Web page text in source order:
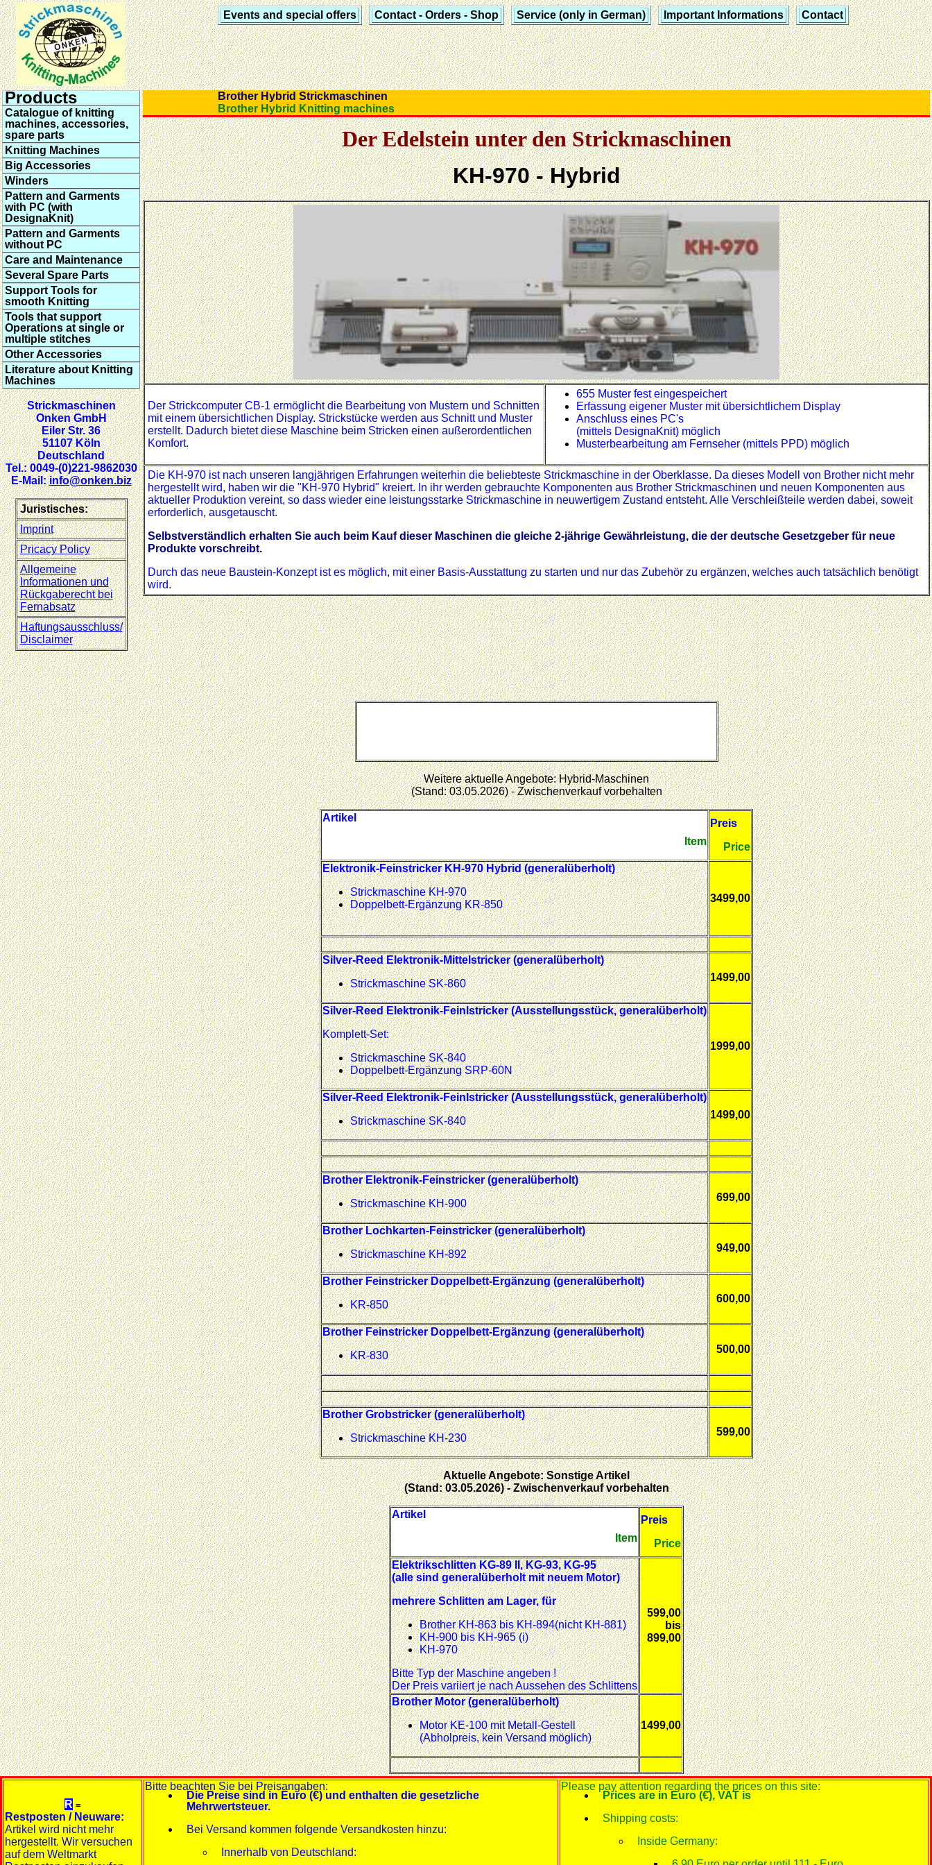
Events and special offers Contact - Orders - Shop Service (only in German) Important Informations Contact
Products
Catalogue of knitting
machines, accessories,
spare parts
Knitting Machines
Big Accessories
Winders
Pattern and Garments
with PC (with
DesignaKnit)
Pattern and Garments
without PC
Care and Maintenance
Several Spare Parts
Support Tools for
smooth Knitting
Tools that support
Operations at single or
multiple stitches
Other Accessories
Literature about Knitting
Machines
Strickmaschinen
Onken GmbH
Eiler Str. 36
51107 Köln
Deutschland
Tel.: 0049-(0)221-9862030
E-Mail:info@onken.biz
Juristisches:
Imprint
Pricacy Policy
Allgemeine
Informationen und
Rückgaberecht bei
Fernabsatz
Haftungsausschluss/
Disclaimer
Brother Hybrid Strickmaschinen
Brother Hybrid Knitting machines
Der Edelstein unter den Strickmaschinen
KH-970 - Hybrid
Der Strickcomputer CB-1 ermöglicht die Bearbeitung von Mustern und Schnitten
mit einem übersichtlichen Display. Strickstücke werden aus Schnitt und Muster
erstellt. Dadurch bietet diese Maschine beim Stricken einen außerordentlichen
Komfort.
655 Muster fest eingespeichert
Erfassung eigener Muster mit übersichtlichem Display
Anschluss eines PC's
(mittels DesignaKnit) möglich
Musterbearbeitung am Fernseher (mittels PPD) möglich
Die KH-970 ist nach unseren langjährigen Erfahrungen weiterhin die beliebteste Strickmaschine in der Oberklasse. Da dieses Modell von Brother nicht mehr
hergestellt wird, haben wir die "KH-970 Hybrid" kreiert. In ihr werden gebrauchte Komponenten aus Brother Strickmaschinen und neuen Komponenten aus
aktueller Produktion vereint, so dass wieder eine leistungsstarke Strickmaschine in neuwertigem Zustand entsteht. Alle Verschleißteile werden dabei, soweit
erforderlich, ausgetauscht.
Selbstverständlich erhalten Sie auch beim Kauf dieser Maschinen die gleiche 2-jährige Gewährleistung, die der deutsche Gesetzgeber für neue
Produkte vorschreibt.
Durch das neue Baustein-Konzept ist es möglich, mit einer Basis-Ausstattung zu starten und nur das Zubehör zu ergänzen, welches auch tatsächlich benötigt
wird.
Weitere aktuelle Angebote: Hybrid-Maschinen
(Stand: 03.05.2026) - Zwischenverkauf vorbehalten
Artikel
Item
Preis
Price
Elektronik-Feinstricker KH-970 Hybrid (generalüberholt)
Strickmaschine KH-970
Doppelbett-Ergänzung KR-850
3499,00
Silver-Reed Elektronik-Mittelstricker (generalüberholt)
Strickmaschine SK-860
1499,00
Silver-Reed Elektronik-Feinlstricker (Ausstellungsstück, generalüberholt)
Komplett-Set:
Strickmaschine SK-840
Doppelbett-Ergänzung SRP-60N
1999,00
Silver-Reed Elektronik-Feinlstricker (Ausstellungsstück, generalüberholt)
Strickmaschine SK-840
1499,00
Brother Elektronik-Feinstricker (generalüberholt)
Strickmaschine KH-900
699,00
Brother Lochkarten-Feinstricker (generalüberholt)
Strickmaschine KH-892
949,00
Brother Feinstricker Doppelbett-Ergänzung (generalüberholt)
KR-850
600,00
Brother Feinstricker Doppelbett-Ergänzung (generalüberholt)
KR-830
500,00
Brother Grobstricker (generalüberholt)
Strickmaschine KH-230
599,00
Aktuelle Angebote: Sonstige Artikel
(Stand: 03.05.2026) - Zwischenverkauf vorbehalten
Artikel
Item
Preis
Price
Elektrikschlitten KG-89 II, KG-93, KG-95
(alle sind generalüberholt mit neuem Motor)
mehrere Schlitten am Lager, für
Brother KH-863 bis KH-894(nicht KH-881)
KH-900 bis KH-965 (i)
KH-970
Bitte Typ der Maschine angeben !
Der Preis variiert je nach Aussehen des Schlittens
599,00
bis
899,00
Brother Motor (generalüberholt)
Motor KE-100 mit Metall-Gestell
(Abholpreis, kein Versand möglich)
1499,00
R =
Restposten / Neuware:
Artikel wird nicht mehr
hergestellt. Wir versuchen
auf dem Weltmarkt
Bitte beachten Sie bei Preisangaben:
Die Preise sind in Euro (€) und enthalten die gesetzliche
Mehrwertsteuer.
Bei Versand kommen folgende Versandkosten hinzu:
Innerhalb von Deutschland:
Please pay attention regarding the prices on this site:
Prices are in Euro (€), VAT is
Shipping costs:
Inside Germany: